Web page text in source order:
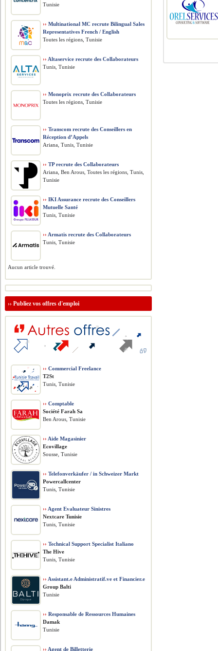
Tunisie
›› Multinational MC recrute Bilingual Sales
Representatives French / English
Toutes les régions, Tunisie
›› Altaservice recrute des Collaborateurs
Tunis, Tunisie
›› Monoprix recrute des Collaborateurs
Toutes les régions, Tunisie
›› Transcom recrute des Conseillers en
Réception d’Appels
Ariana, Tunis, Tunisie
›› TP recrute des Collaborateurs
Ariana, Ben Arous, Toutes les régions, Tunis,
Tunisie
›› IKI Assurance recrute des Conseillers
Mutuelle Santé
Tunis, Tunisie
›› Armatis recrute des Collaborateurs
Tunis, Tunisie
Aucun article trouvé.
››Publiez vos offres d'emploi
›› Commercial Freelance
T2St
Tunis, Tunisie
›› Comptable
Société Farah Sa
Ben Arous, Tunisie
›› Aide Magasinier
Ecovillage
Sousse, Tunisie
›› Telefonverkäufer / in Schweizer Markt
Powercallcenter
Tunis, Tunisie
›› Agent Evaluateur Sinistres
Nextcare Tunisie
Tunis, Tunisie
›› Technical Support Specialist Italiano
The Hive
Tunis, Tunisie
›› Assistant.e Administratif.ve et Financier.e
Group Balti
Tunisie
›› Responsable de Ressources Humaines
Damak
Tunisie
›› Agent de Billetterie